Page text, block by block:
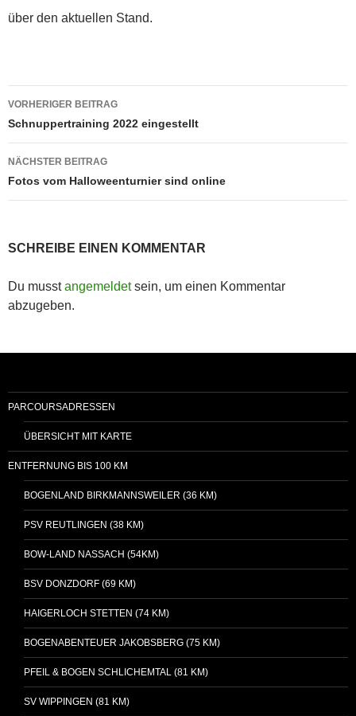
über den aktuellen Stand.
Beitragsnavigation
VORHERIGER BEITRAG
Schnuppertraining 2022 eingestellt
NÄCHSTER BEITRAG
Fotos vom Halloweenturnier sind online
SCHREIBE EINEN KOMMENTAR
Du musstangemeldetsein, um einen Kommentar
abzugeben.
PARCOURSADRESSEN
ÜBERSICHT MIT KARTE
ENTFERNUNG BIS 100 KM
BOGENLAND BIRKMANNSWEILER (36 KM)
PSV REUTLINGEN (38 KM)
BOW-LAND NASSACH (54KM)
BSV DONZDORF (69 KM)
HAIGERLOCH STETTEN (74 KM)
BOGENABENTEUER JAKOBSBERG (75 KM)
PFEIL & BOGEN SCHLICHEMTAL (81 KM)
SV WIPPINGEN (81 KM)